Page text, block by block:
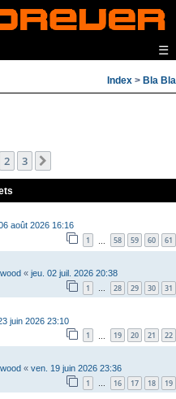
☰
Index > Bla Bla
2 3
août 2026 16:16
1 58 59 60 61
« jeu. 02 juil. 2026 20:38
1 … 28 29 30 31
juin 2026 23:10
1 19 20 21 22
« ven. 19 juin 2026 23:36
1 … 16 17 18 19